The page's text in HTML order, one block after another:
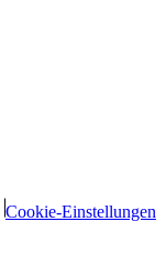
Cookie-Einstellungen